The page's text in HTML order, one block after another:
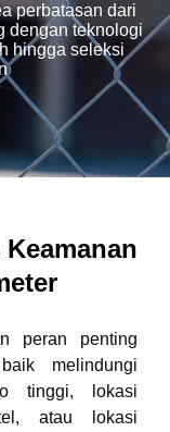
perbatasan dari
dengan teknologi
hingga seleksi
peran penting
melindungi
tinggi, lokasi
atau lokasi